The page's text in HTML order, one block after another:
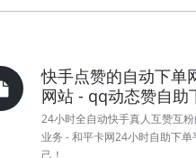
快手点赞的自动下单
网站 - qq动态赞自助
24小时全自动快手真人互赞互
业务 - 和平卡网24小时自助下
己！